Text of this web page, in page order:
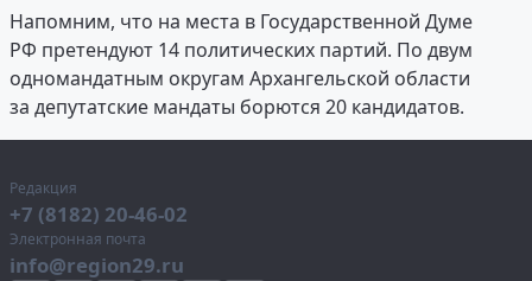
Напомним, что на места в Государственной Думе
РФ претендуют 14 политических партий. По двум
одномандатным округам Архангельской области
за депутатские мандаты борются 20 кандидатов.
Редакция
+7 (8182) 20-46-02
Электронная почта
info@region29.ru